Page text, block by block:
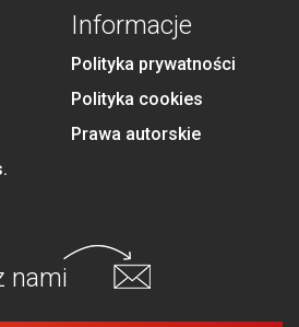
Informacje
Polityka prywatności
Polityka cookies
Prawa autorskie
nami